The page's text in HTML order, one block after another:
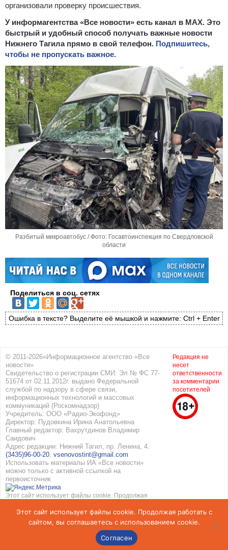
организовали проверку происшествия.
У информагентства «Все новости» есть канал в MAX. Это
быстрый и удобный способ получать важные новости
Нижнего Тагила прямо в свой телефон. Подпишитесь,
чтобы не пропускать важное.
Разбитый микроавтобус / Фото: Госавтоинспекция по Свердловской
области
Поделиться в соц. сетях
Ошибка в тексте? Выделите её мышкой и нажмите: Ctrl + Enter
© 2011-2026«Информационное агентство «Все
новости»
Свидетельство о регистрации СМИ: Эл № ФС 77-
51674 от 02.11.2012г. выдано Федеральной
службой по надзору в сфере связи,
информационных технологий и массовых
коммуникаций (Роскомнадзор)
Учредитель: ООО «Радио-Экофонд»
Директор: Пудовкина Ирина Анатольевна
Главный редактор: Вахрутдинов Владимир
Саидович
Адрес редакции: Нижний Тагил, пр. Ленина, 4.
(3435)96-00-20, vsenovostint@gmail.com
Использовать материалы ИА «Все новости»
можно только с активной ссылкой на
первоисточник
Этот сайт использует файлы cookie. Продолжая
использованием cookie. Подробнее вПолитике
конфиденциальностииСоглашение об обработке
персональных данных
Редакция не
несет
ответственности
за комментарии
посетителей
Этот сайт использует файлы cookie. Продолжая работать с
сайтом, вы соглашаетесь с использованием cookie.
Согласен